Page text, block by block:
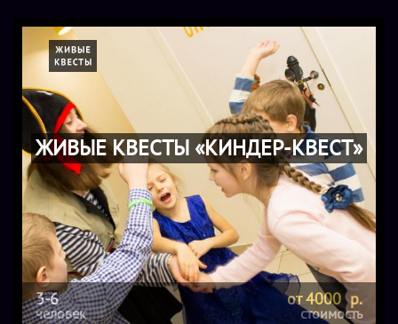
ЖИВЫЕ КВЕСТЫ «КИНДЕР-КВЕСТ»
3-6
человек
от 4000 р.
стоимость